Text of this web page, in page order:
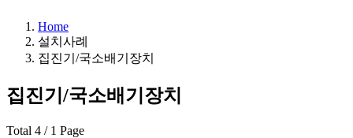
Home
설치사례
집진기/국소배기장치
집진기/국소배기장치
Total 4 / 1 Page